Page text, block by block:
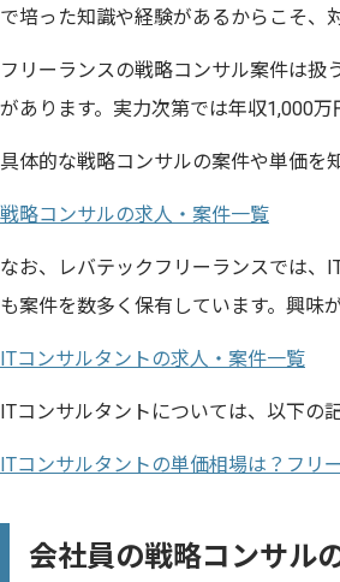
で培った知識や経験があるからこそ、
フリーランスの戦略コンサル案件は扱
があります。実力次第では年収1,000
具体的な戦略コンサルの案件や単価を
戦略コンサルの求人・案件一覧
なお、レバテックフリーランスでは、
も案件を数多く保有しています。興味
ITコンサルタントの求人・案件一覧
ITコンサルタントについては、以下の
ITコンサルタントの単価相場は？フリ
会社員の戦略コンサル